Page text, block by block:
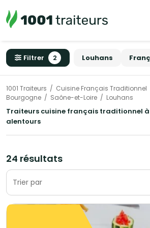
Filtrer 2 Louhans
1001 Traiteurs Cuisine Français Traditionnel
Bourgogne
Saône-et-Loire Louhans
Traiteurs cuisine français traditionnel à
alentours
24 résultats
Trier par